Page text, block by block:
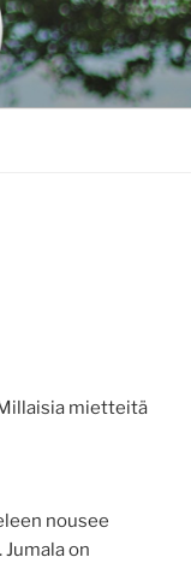
mietteitä
nousee
on